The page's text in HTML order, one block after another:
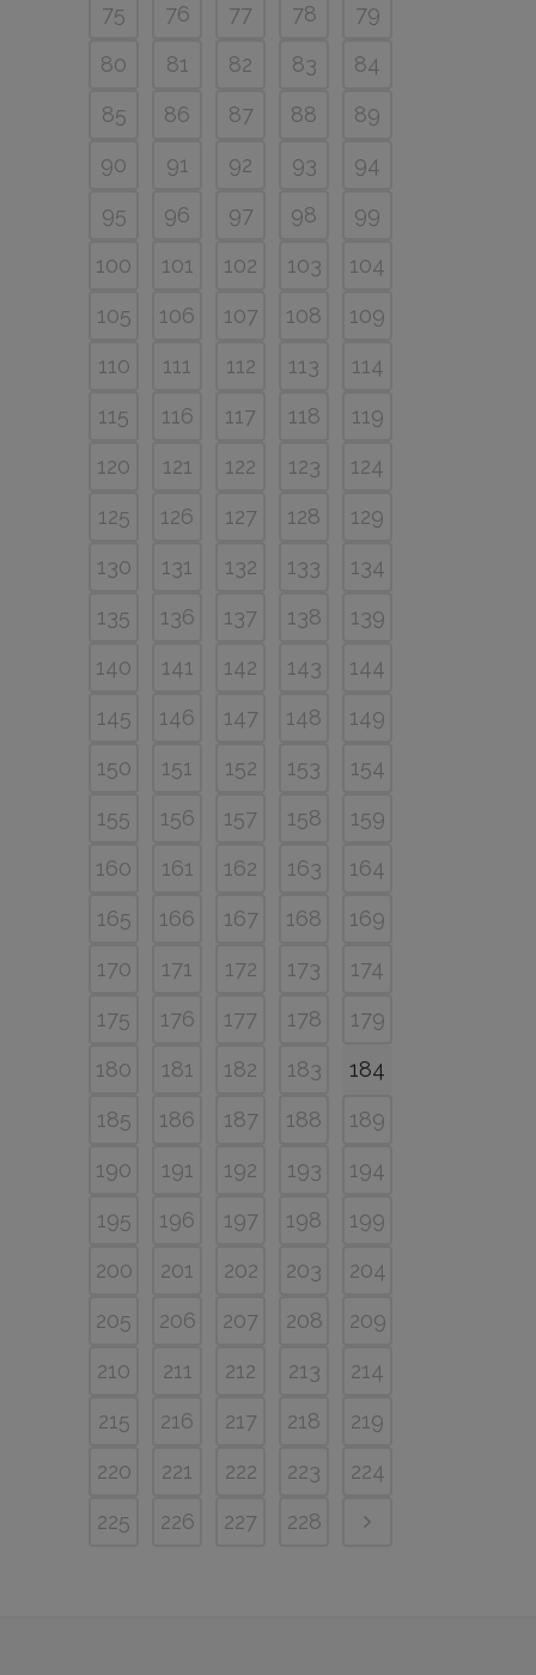
75
76 77 78
79
80
81 82 83
84
85
86 87 88
89
90
91 92 93
94
95
96 97 98
99
100
101 102 103
104
105
106 107 108
109
110
111 112 113
114
115
116 117 118
119
120
121 122 123
124
125
126 127 128
129
130
131 132 133
134
135
136 137 138
139
140
141 142 143
144
145
146 147 148
149
150
151 152 153
154
155
156 157 158
159
160
161 162 163
164
165
166 167 168
169
170
171 172 173
174
175
176 177 178
179
180
181 182 183
184
185
186 187 188
189
190
191 192 193
194
195
196 197 198
199
200
201 202 203
204
205
206 207 208
209
210
211 212 213
214
215
216 217 218
219
220
221 222 223
224
225
226 227 228